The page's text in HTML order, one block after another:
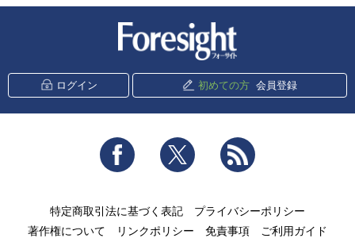
ログイン 初めての方 会員登録
Facebook Twitter
特定商取引法に基づく表記
プライバシーポリシー
著作権について
リンクポリシー 免責事項 ご利用ガイド